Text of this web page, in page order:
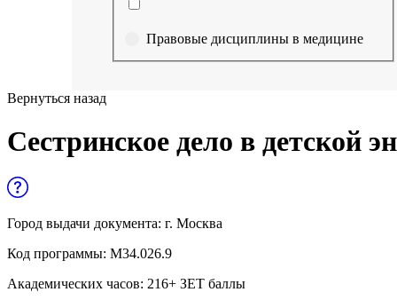
Правовые дисциплины в медицине
медицине
Образование и педагогические науки
Социология и социальная работа
Вернуться назад
Сестринское дело в детской
Город выдачи документа: г. Москва
Код программы: М34.026.9
Академических часов: 216+ ЗЕТ баллы